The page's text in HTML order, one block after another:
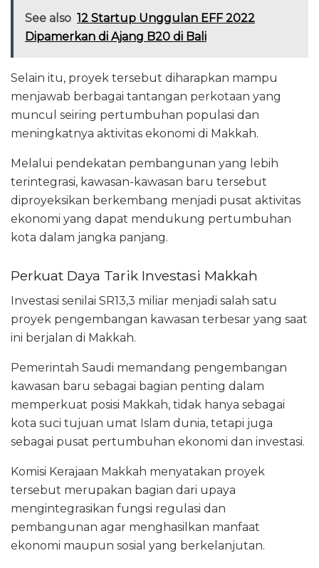
See also 12 Startup Unggulan EFF 2022
Dipamerkan di Ajang B20 di Bali
Selain itu, proyek tersebut diharapkan mampu
menjawab berbagai tantangan perkotaan yang
muncul seiring pertumbuhan populasi dan
meningkatnya aktivitas ekonomi di Makkah.
Melalui pendekatan pembangunan yang lebih
terintegrasi, kawasan-kawasan baru tersebut
diproyeksikan berkembang menjadi pusat aktivitas
ekonomi yang dapat mendukung pertumbuhan
kota dalam jangka panjang.
Perkuat Daya Tarik Investasi Makkah
Investasi senilai SR13,3 miliar menjadi salah satu
proyek pengembangan kawasan terbesar yang saat
ini berjalan di Makkah.
Pemerintah Saudi memandang pengembangan
kawasan baru sebagai bagian penting dalam
memperkuat posisi Makkah, tidak hanya sebagai
kota suci tujuan umat Islam dunia, tetapi juga
sebagai pusat pertumbuhan ekonomi dan investasi.
Komisi Kerajaan Makkah menyatakan proyek
tersebut merupakan bagian dari upaya
mengintegrasikan fungsi regulasi dan
pembangunan agar menghasilkan manfaat
ekonomi maupun sosial yang berkelanjutan.